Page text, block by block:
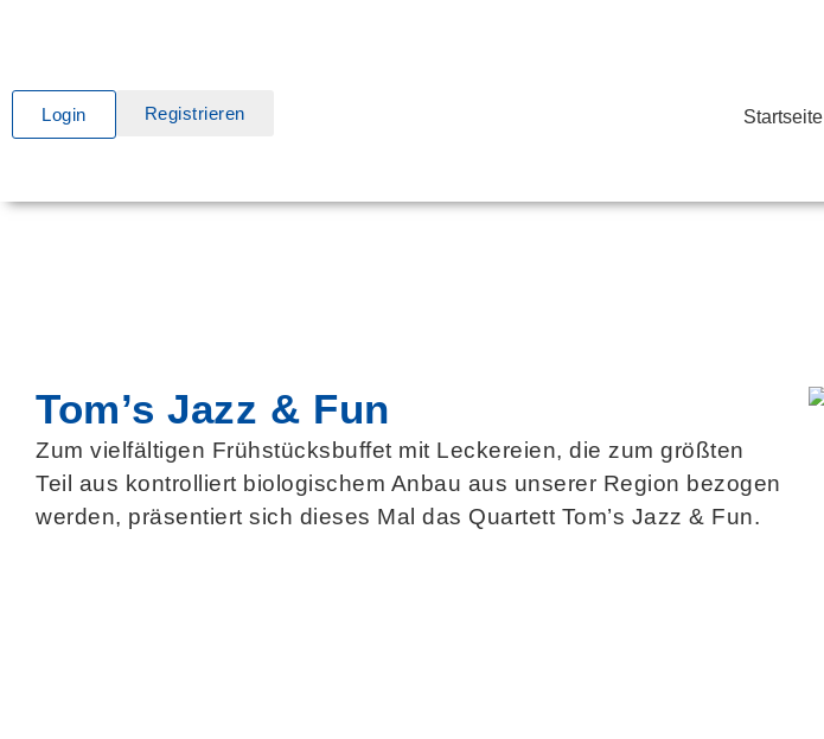
Login Registrieren Startseite
Tom’s Jazz & Fun
Zum vielfältigen Frühstücksbuffet mit Leckereien, die zum größten
Teil aus kontrolliert biologischem Anbau aus unserer Region bezogen
werden, präsentiert sich dieses Mal das Quartett Tom’s Jazz & Fun.